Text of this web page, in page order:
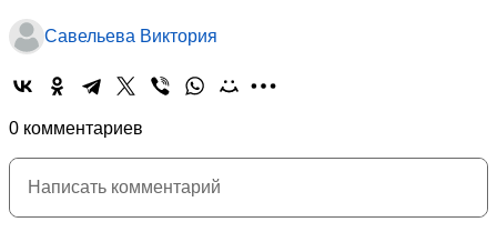
Савельева Виктория
0 комментариев